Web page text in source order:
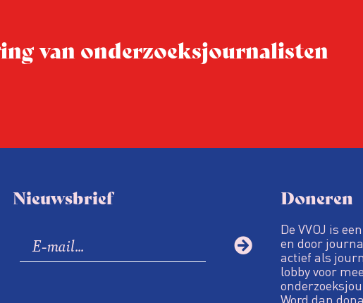
van onderzoeksjournalisten
Nieuwsbrief Doneren
De VVOJ is
en door
actief als
lobby voor
Word dan